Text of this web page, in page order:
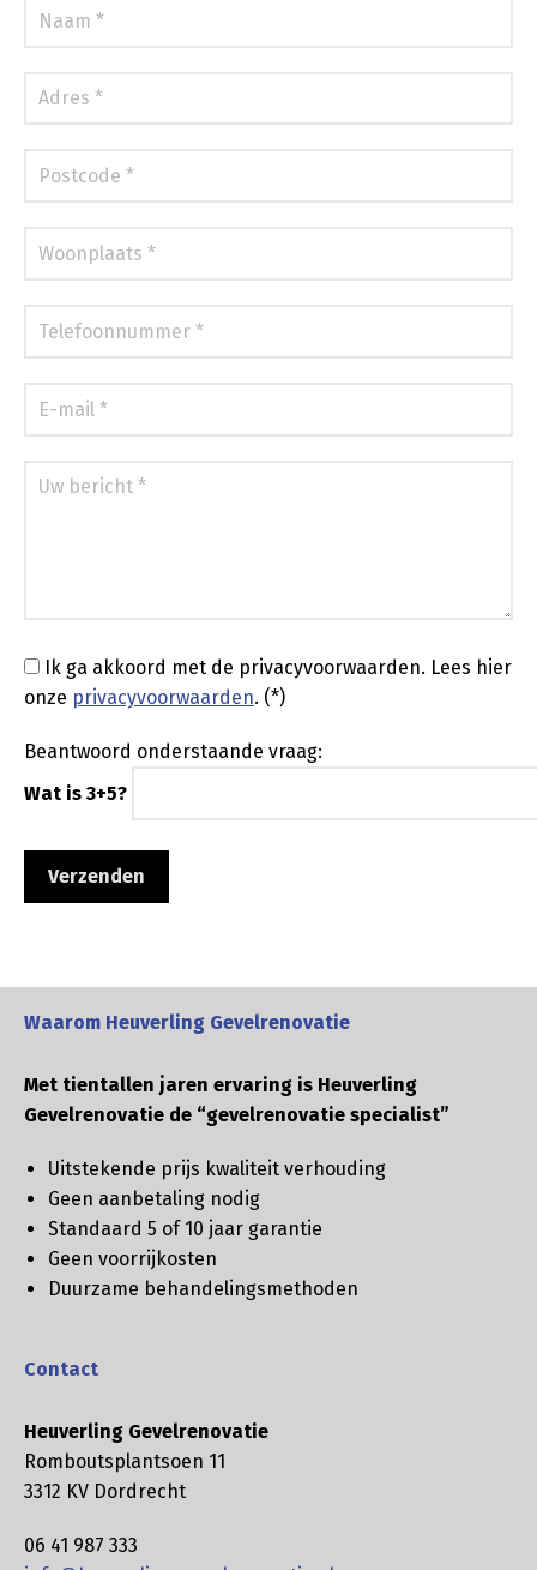
Ik ga akkoord met de privacyvoorwaarden. Lees hier
onze privacyvoorwaarden. (*)
Beantwoord onderstaande vraag:
Wat is 3+5?
Waarom Heuverling Gevelrenovatie
Met tientallen jaren ervaring is Heuverling
Gevelrenovatie de “gevelrenovatie specialist”
Uitstekende prijs kwaliteit verhouding
Geen aanbetaling nodig
Standaard 5 of 10 jaar garantie
Geen voorrijkosten
Duurzame behandelingsmethoden
Contact
Heuverling Gevelrenovatie
Romboutsplantsoen 11
3312 KV Dordrecht
06 41 987 333